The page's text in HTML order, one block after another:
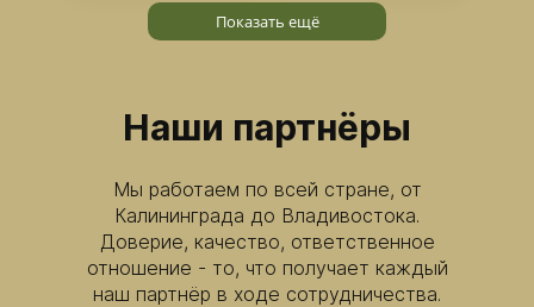
Показать ещё
Наши партнёры
Мы работаем по всей стране, от
Калининграда до Владивостока.
Доверие, качество, ответственное
отношение - то, что получает каждый
наш партнёр в ходе сотрудничества.